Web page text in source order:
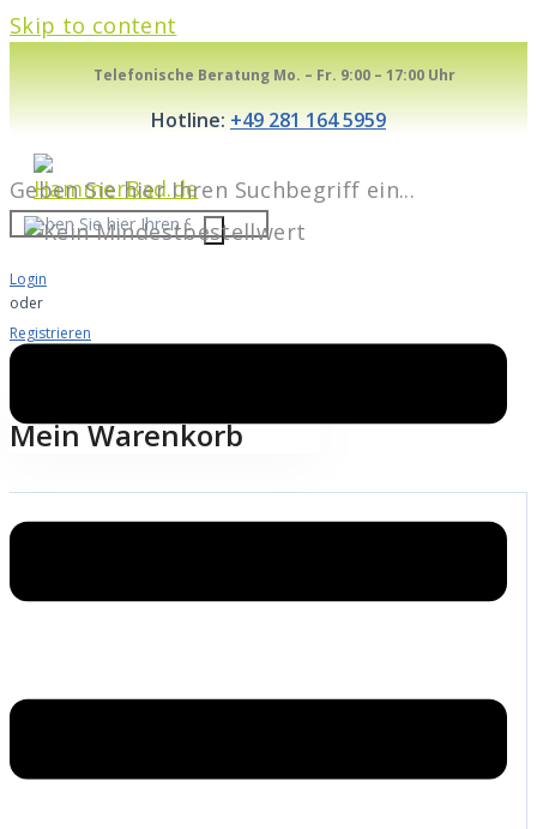
Skip to content
Telefonische Beratung Mo. – Fr. 9:00 – 17:00 Uhr
Hotline:+49 281 164 5959
Geben Sie hier Ihren Suchbegriff ein...
Login
oder
Registrieren
Warenkorb
Mein Warenkorb